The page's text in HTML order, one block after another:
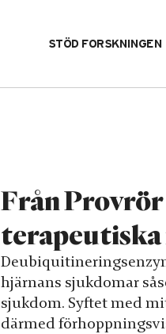
STÖD FORSKNINGEN
Från
terapeutiska
hjärnans sjukdomar
sjukdom. Syftet med
därmed